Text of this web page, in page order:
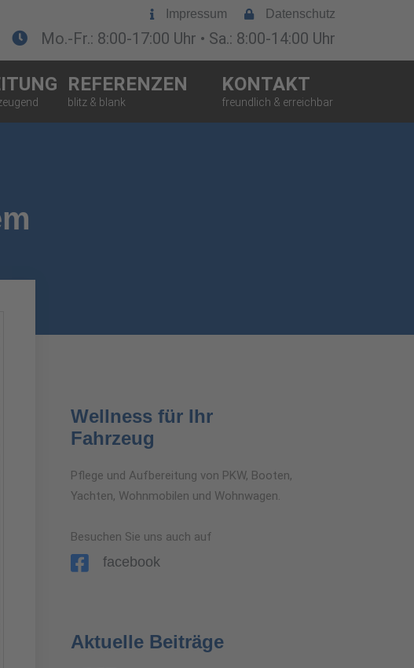
Impressum Datenschutz
Mo.-Fr.: 8:00-17:00 Uhr • Sa.: 8:00-14:00 Uhr
REFERENZEN KONTAKT
Wellness für Ihr
Fahrzeug
Pflege und Aufbereitung von PKW, Booten,
Yachten, Wohnmobilen und Wohnwagen.
Besuchen Sie uns auch auf
facebook
Aktuelle Beiträge